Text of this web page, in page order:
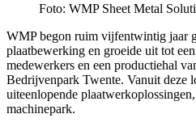
Foto: WMP Sheet Metal
WMP begon ruim vijfentwintig jaar
plaatbewerking en groeide uit tot
medewerkers en een productiehal
Bedrijvenpark Twente. Vanuit deze
uiteenlopende
machinepark.